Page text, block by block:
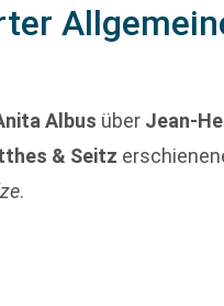
Albus über Jean-
& Seitz
.